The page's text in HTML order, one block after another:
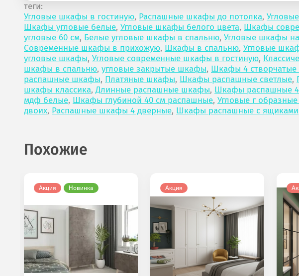
теги:
Угловые шкафы в гостиную, Распашные шкафы до потолка,
Шкафы угловые белые, Угловые шкафы белого цвета, Шкафы
угловые 60 см, Белые угловые шкафы в спальню, Угловые шкафы
Современные шкафы в прихожую, Шкафы в спальню, Угловые
угловые шкафы, Угловые современные шкафы в гостиную,
шкафы в спальню, угловые закрытые шкафы, Шкафы 4
распашные шкафы, Платяные шкафы, Шкафы распашные светлые,
шкафы классика,Длинные распашные шкафы, Шкафы распашные 4
мдф белые, Шкафы глубиной 40 см распашные, Угловые г
двоих, Распашные шкафы 4 дверные, Шкафы распашные с ящиками
Похожие
Акция Новинка Акция